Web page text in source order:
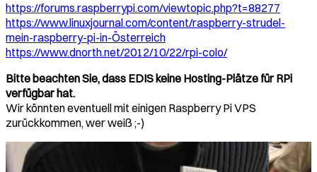
https://forums.raspberrypi.com/viewtopic.php?t=88277
https://www.linuxjournal.com/content/raspberry-strudel-
mein-raspberry-pi-in-Österreich
https://www.dnorth.net/2012/10/22/rpi-colo/
Bitte beachten Sie, dass EDIS keine Hosting-Plätze für RPi
verfügbar hat.
Wir könnten eventuell mit einigen Raspberry Pi VPS
zurückkommen, wer weiß ;-)